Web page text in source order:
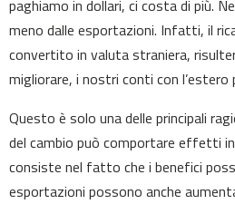
paghiamo in dollari, ci costa di più.
meno dalle esportazioni. Infatti, il
convertito in valuta straniera,
migliorare, i nostri conti con l’estero
Questo è solo una delle principali
del cambio può comportare effetti
consiste nel fatto che i benefici
esportazioni possono anche